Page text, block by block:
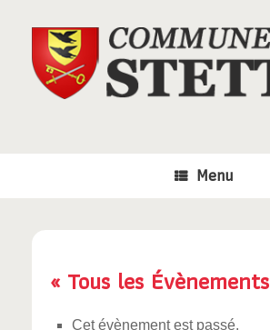
Menu
« Tous les Évènements
Cet évènement est passé.